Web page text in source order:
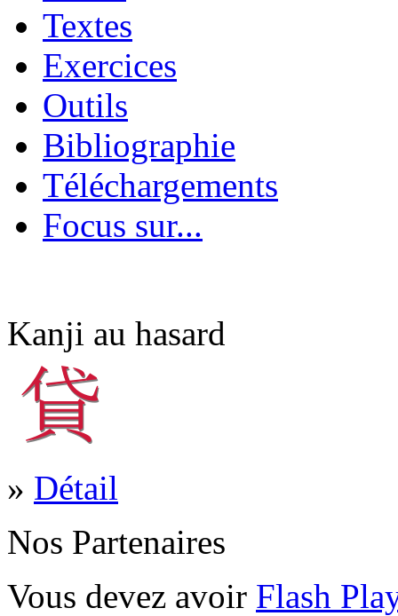
Textes
Exercices
Outils
Bibliographie
Téléchargements
Focus sur...
Kanji au hasard
» Détail
Nos Partenaires
Vous devez avoir Flash